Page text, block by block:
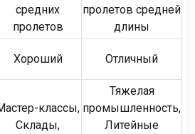
средних
пролетов
пролетов средней
длины
Хороший Отличный
классы,
Склады,
Тяжелая
промышленность,
Литейные